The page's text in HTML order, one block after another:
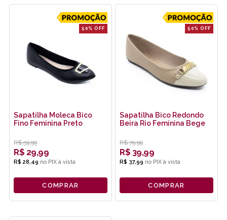
50% OFF
Sapatilha Moleca Bico
Fino Feminina Preto
R$ 59,99
R$ 29,99
R$ 28,49 no PIX
COMPRAR
50% OFF
Sapatilha Bico Redondo
Beira Rio Feminina Bege
R$ 79,99
R$ 39,99
R$ 37,99 no PIX
COMPRAR